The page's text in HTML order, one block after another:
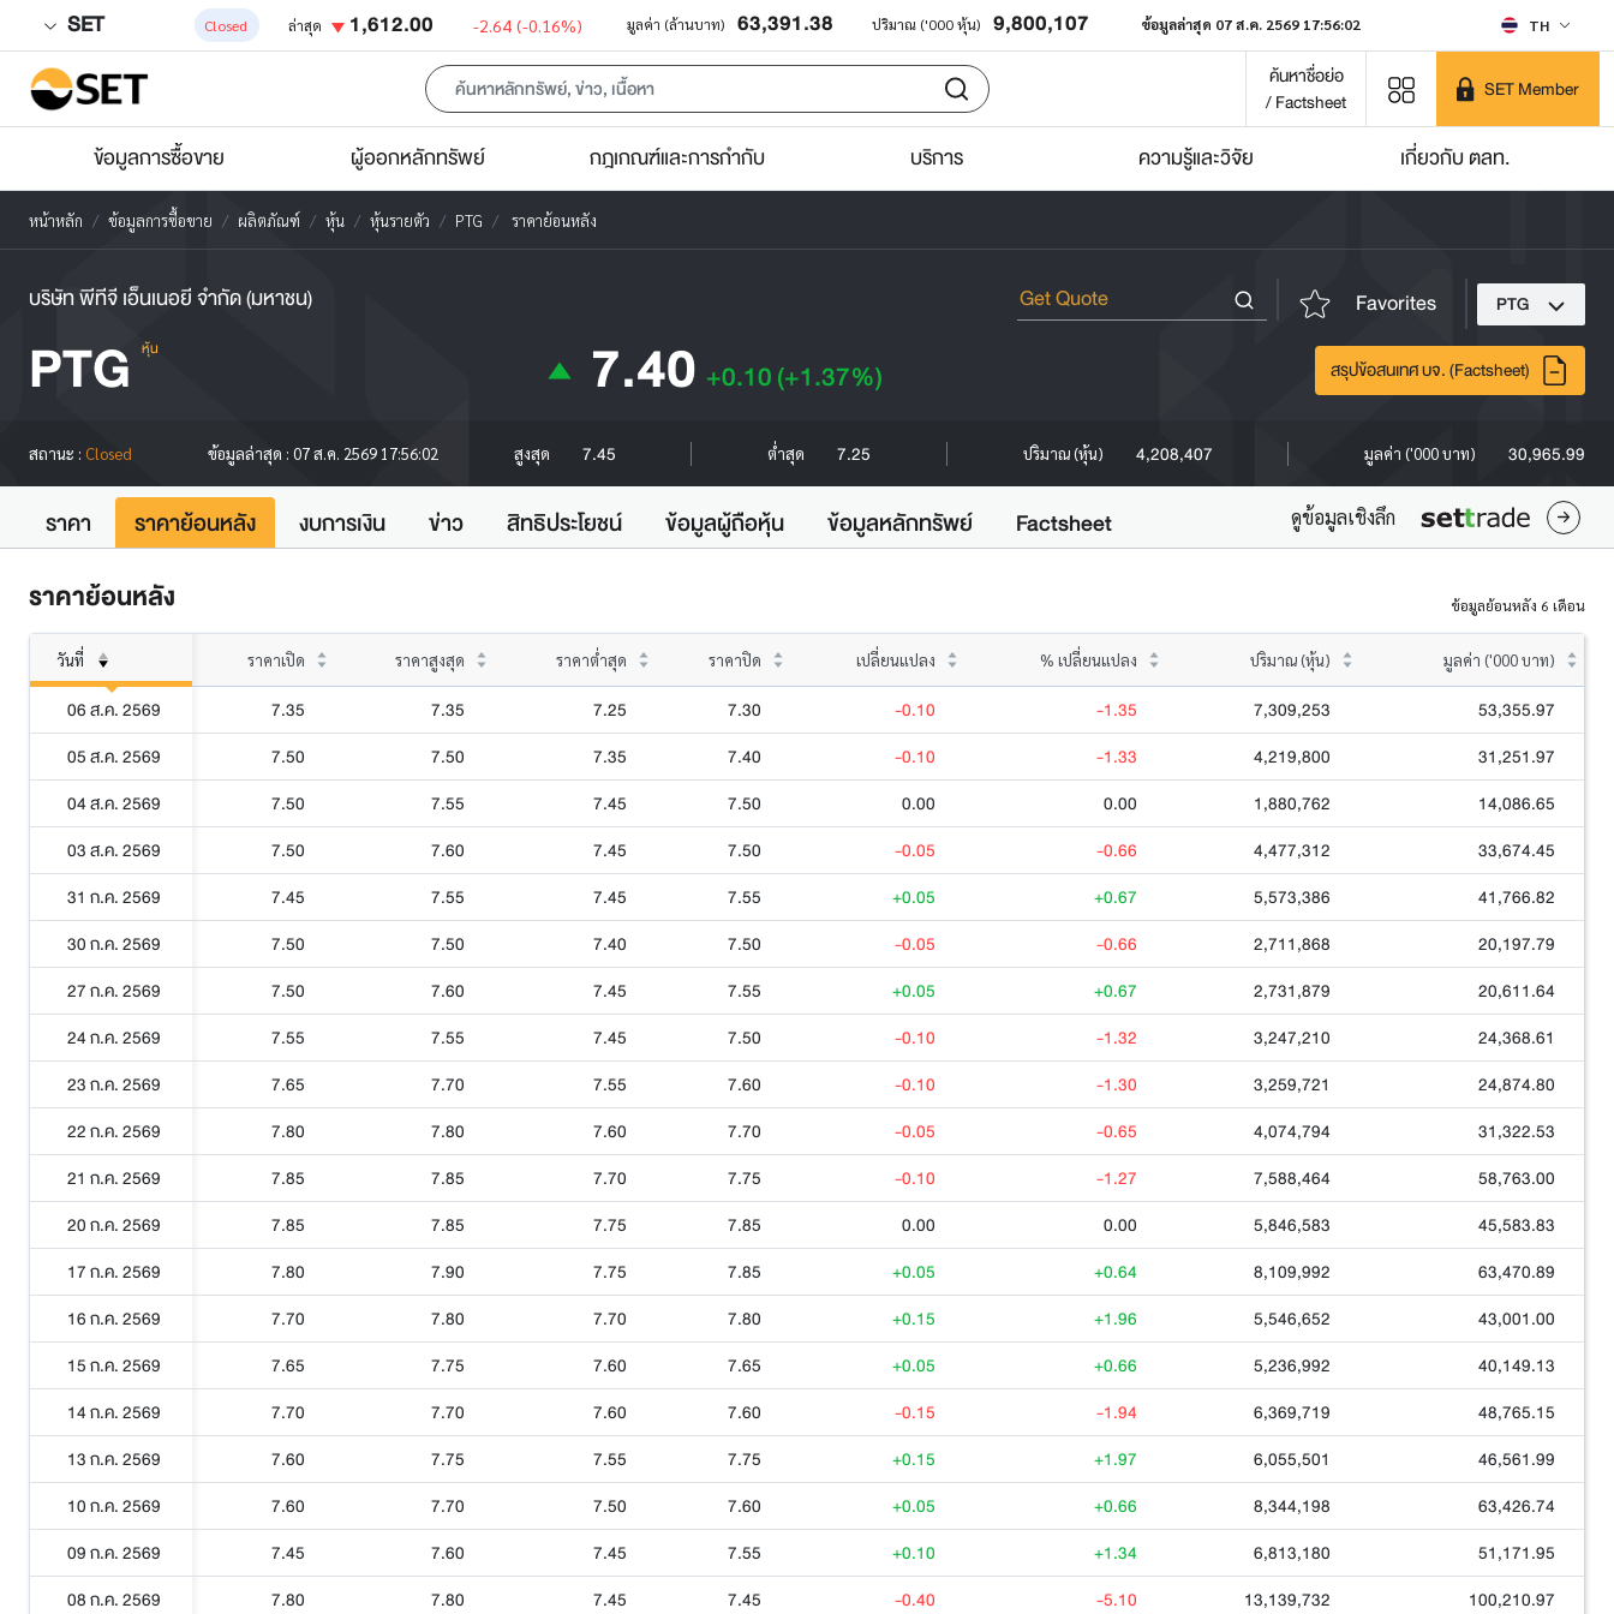
SET Closed ล่าสุด 1,612.00 -2.64 (-0.16%) มูลค่า (ล้านบาท) 63,391.38 ปริมาณ ('000 หุ้น) 9,800,107 ข้อมูลล่าสุด 07 ส.ค. 2569 17:56:02 TH
ค้นหาชื่อย่อ
/ Factsheet
SET Member
ข้อมูลการซื้อขาย ผู้ออกหลักทรัพย์ กฎเกณฑ์และการกำกับ บริการ ความรู้และวิจัย เกี่ยวกับ ตลท.
หน้าหลัก ข้อมูลการซื้อขาย ผลิตภัณฑ์ หุ้น หุ้นรายตัว PTG ราคาย้อนหลัง
บริษัท พีทีจี เอ็นเนอยี จำกัด (มหาชน) Favorites PTG
PTG หุ้น 7.40 +0.10(+1.37%) สรุปข้อสนเทศ บจ. (Factsheet)
สถานะ : Closed ข้อมูลล่าสุด : 07 ส.ค. 2569 17:56:02 สูงสุด 7.45 ต่ำสุด 7.25 ปริมาณ (หุ้น) 4,208,407 มูลค่า ('000 บาท) 30,965.99
ราคา ราคาย้อนหลัง งบการเงิน ข่าว สิทธิประโยชน์ ข้อมูลผู้ถือหุ้น ข้อมูลหลักทรัพย์ Factsheet ดูข้อมูลเชิงลึก
ราคาย้อนหลัง ข้อมูลย้อนหลัง 6 เดือน
วันที่ ราคาเปิด ราคาสูงสุด ราคาต่ำสุด ราคาปิด เปลี่ยนแปลง % เปลี่ยนแปลง ปริมาณ (หุ้น) มูลค่า ('000 บาท)
06 ส.ค. 2569 7.35 7.35 7.25 7.30 -0.10 -1.35 7,309,253
53,355.97
05 ส.ค. 2569
7.50 7.50 7.35 7.40 -0.10 -1.33 4,219,800
31,251.97
04 ส.ค. 2569
7.50 7.55 7.45 7.50 0.00 0.00 1,880,762
14,086.65
03 ส.ค. 2569
7.50 7.60 7.45 7.50 -0.05 -0.66 4,477,312
33,674.45
31 ก.ค. 2569
7.45 7.55 7.45 7.55 +0.05 +0.67 5,573,386
41,766.82
30 ก.ค. 2569
7.50 7.50 7.40 7.50 -0.05 -0.66 2,711,868
20,197.79
27 ก.ค. 2569
7.50 7.60 7.45 7.55 +0.05 +0.67 2,731,879
20,611.64
24 ก.ค. 2569
7.55 7.55 7.45 7.50 -0.10 -1.32 3,247,210
24,368.61
23 ก.ค. 2569
7.65 7.70 7.55 7.60 -0.10 -1.30 3,259,721
24,874.80
22 ก.ค. 2569
7.80 7.80 7.60 7.70 -0.05 -0.65 4,074,794
31,322.53
21 ก.ค. 2569
7.85 7.85 7.70 7.75 -0.10 -1.27 7,588,464
58,763.00
20 ก.ค. 2569
7.85 7.85 7.75 7.85 0.00 0.00 5,846,583
45,583.83
17 ก.ค. 2569
7.80 7.90 7.75 7.85 +0.05 +0.64 8,109,992
63,470.89
16 ก.ค. 2569
7.70 7.80 7.70 7.80 +0.15 +1.96 5,546,652
43,001.00
15 ก.ค. 2569
7.65 7.75 7.60 7.65 +0.05 +0.66 5,236,992
40,149.13
14 ก.ค. 2569
7.70 7.70 7.60 7.60 -0.15 -1.94 6,369,719
48,765.15
13 ก.ค. 2569
7.60 7.75 7.55 7.75 +0.15 +1.97 6,055,501
46,561.99
10 ก.ค. 2569
7.60 7.70 7.50 7.60 +0.05 +0.66 8,344,198
63,426.74
09 ก.ค. 2569
7.45 7.60 7.45 7.55 +0.10 +1.34 6,813,180
51,171.95
08 ก.ค. 2569
7.80 7.80 7.45 7.45 -0.40 -5.10 13,139,732 100,210.97